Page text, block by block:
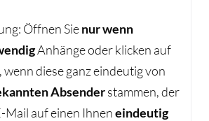
Öffnen Sienur wenn
Anhänge oder klicken auf
wenn diese ganz eindeutig von
Absenderstammen, der
Mail auf einen Ihneneindeutig